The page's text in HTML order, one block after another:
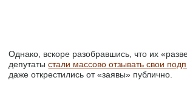
Однако, вскоре разобравшись, что их
депутатыстали массово отзывать свои
даже открестились от «заявы» публично.